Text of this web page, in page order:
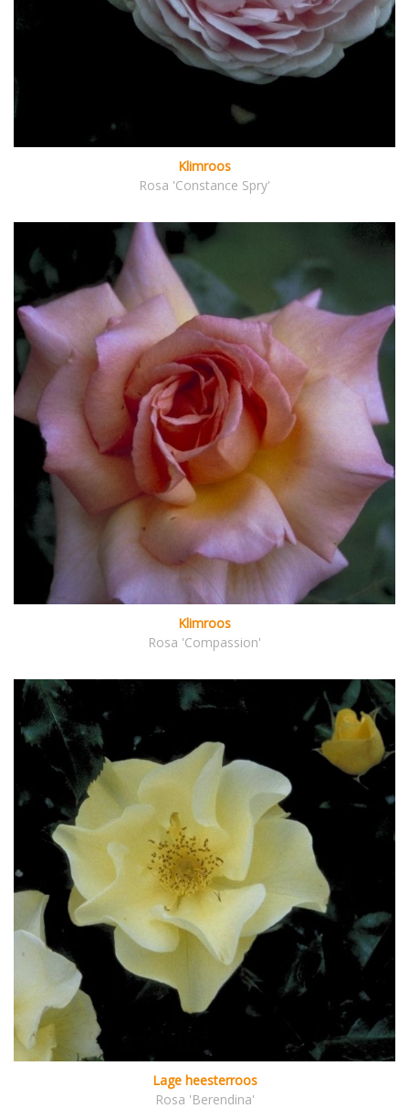
Klimroos
Rosa 'Constance Spry'
Klimroos
Rosa 'Compassion'
Lage heesterroos
Rosa 'Berendina'